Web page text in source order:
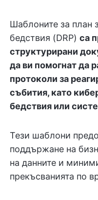
Шаблоните за план
бедствия (DRP) са
структурирани
да ви помогнат да
протоколи за
събития, като
бедствия или
Тези шаблони
поддържане на
на данните и
прекъсванията по